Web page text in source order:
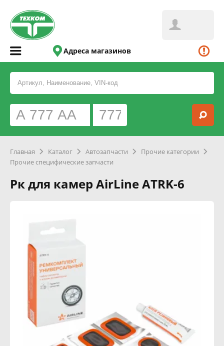
Адреса магазинов
Главная Каталог Автозапчасти
Прочие категории
Прочие специфические запчасти
Рк для камер AirLine ATRK-6